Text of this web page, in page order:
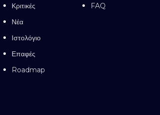
Κριτικές
Νέα
Ιστολόγιο
Επαφές
Roadmap
FAQ